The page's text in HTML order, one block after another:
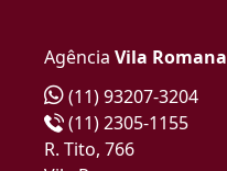
Agência Vila Romana
(11) 93207-3204
(11) 2305-1155
R. Tito, 766